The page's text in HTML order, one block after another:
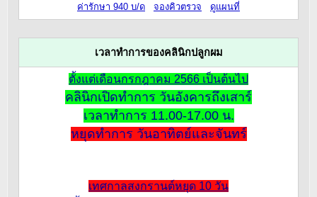
ค่ารักษา 940 บ/ด จองคิวตรวจ ดูแผนที่
เวลาทำการของคลินิกปลูกผม
ตั้งแต่เดือนกรกฎาคม 2566 เป็นต้นไป
คลินิกเปิดทำการ วันอังคารถึงเสาร์
เวลาทำการ 11.00-17.00 น.
หยุดทำการ วันอาทิตย์และจันทร์
เทศกาลสงกรานต์หยุด 10 วัน